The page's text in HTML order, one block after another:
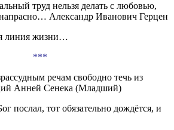
труд нельзя делать с любовью,
напрасно… Александр Иванович Герцен
линия жизни…
***
речам свободно течь из
Анней Сенека (Младший)
послал, тот обязательно дождётся, и